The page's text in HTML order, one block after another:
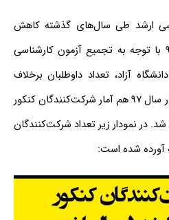
ارشد طی سال‌های گذشته کاهش
داشته است. اگر چه در سال ۹۶ با توجه به تجمیع آزمون کارشناسی
آزاد، تعداد داوطلبان برخلاف
سالیان قبل افزایش داشت، اما در سال ۹۷ هم آمار شرکت‌کنندگان کنکور
در نمودار زیر تعداد شرکت‌کنندگان
آورده شده است: